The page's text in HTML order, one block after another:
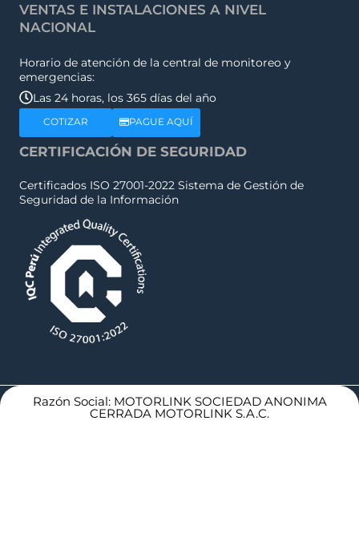
VENTAS E INSTALACIONES A NIVEL
NACIONAL
Horario de atención de la central de monitoreo y
emergencias:
Las 24 horas, los 365 días del año
COTIZAR PAGUE AQUÍ
CERTIFICACIÓN DE SEGURIDAD
Certificados ISO 27001-2022 Sistema de Gestión de
Seguridad de la Información
Razón Social: MOTORLINK SOCIEDAD ANONIMA
CERRADA MOTORLINK S.A.C.